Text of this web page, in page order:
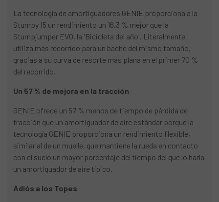
La tecnología de amortiguadores GENIE proporciona a la
Stumpy 15 un rendimiento un 16,3 % mejor que la
Stumpjumper EVO, la 'Bicicleta del año'. Literalmente
utiliza más recorrido para un bache del mismo tamaño,
gracias a su curva de resorte más plana en el primer 70 %
del recorrido.
Un 57 % de mejora en la tracción
GENIE ofrece un 57 % menos de tiempo de pérdida de
tracción que un amortiguador de aire estándar porque la
tecnología GENIE proporciona un rendimiento flexible,
similar al de un muelle, que mantiene la rueda en contacto
con el suelo un mayor porcentaje del tiempo del que lo haría
un amortiguador de aire típico.
Adiós a los Topes